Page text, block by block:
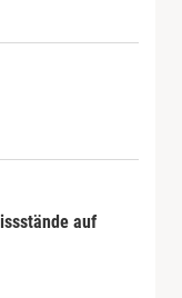
auf